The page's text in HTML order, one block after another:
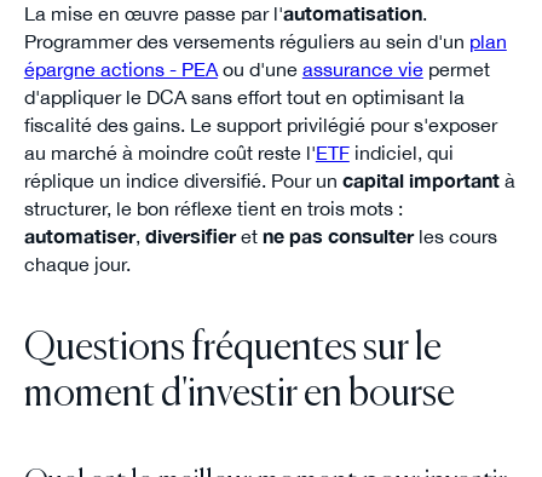
La mise en œuvre passe par l'automatisation.
Programmer des versements réguliers au sein d'un plan
épargne actions - PEAou d'une assurance viepermet
d'appliquer le DCA sans effort tout en optimisant la
fiscalité des gains. Le support privilégié pour s'exposer
au marché à moindre coût reste l'ETFindiciel, qui
réplique un indice diversifié. Pour un capital importantà
structurer, le bon réflexe tient en trois mots :
automatiser, diversifieret ne pas consulterles cours
chaque jour.
Questions fréquentes sur le
moment d'investir en bourse